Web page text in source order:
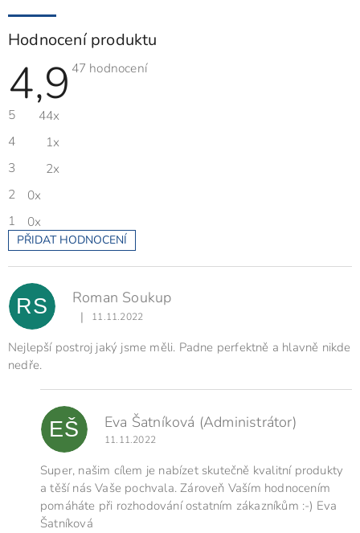
Hodnocení produktu
4,9 Průměrné
47 hodnocení
5
44x
4
1x
3
2x
2
0x
1
0x
PŘIDAT HODNOCENÍ
V
ý
p
i
s
o
d
RS Roman Soukup
Hodnocení produktu je 5 z 5 hvězdiček.
| 11.11.2022
Nejlepší postroj jaký jsme měli. Padne perfektně a hlavně nikde
nedře.
EŠ Eva Šatníková (Administrátor)
11.11.2022
Super, našim cílem je nabízet skutečně kvalitní produkty
a těší nás Vaše pochvala. Zároveň Vaším hodnocením
pomáháte při rozhodování ostatním zákazníkům :-) Eva
Šatníková